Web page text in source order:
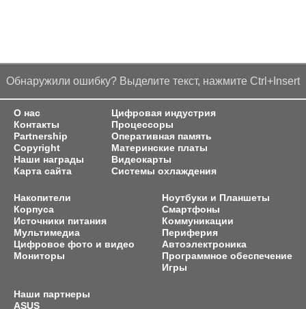
Обнаружили ошибку? Выделите текст, нажмите Ctrl+Insert
О нас
Контакты
Partnership
Copyright
Наши награды
Карта сайта
Цифровая индустрия
Процессоры
Оперативная память
Материнские платы
Видеокарты
Системы охлаждения
Накопители
Корпуса
Источники питания
Мультимедиа
Цифровое фото и видео
Мониторы
Ноутбуки и Планшеты
Смартфоны
Коммуникации
Периферия
Автоэлектроника
Программное обеспечение
Игры
Наши партнеры
ASUS